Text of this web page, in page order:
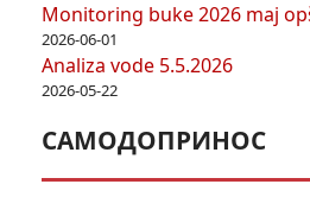
Monitoring buke 2026 maj
2026-06-01
Analiza vode 5.5.2026
2026-05-22
САМОДОПРИНОС